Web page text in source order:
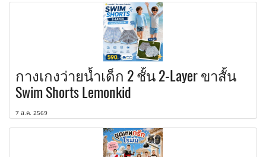
กางเกงว่ายน้ำเด็ก 2 ชั้น 2-Layer ขาสั้น
Swim Shorts Lemonkid
7 ส.ค. 2569